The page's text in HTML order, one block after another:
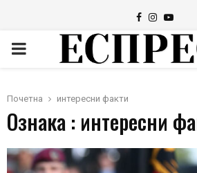
Facebook
Instagram
PRIMARY
Почетна интересни факти
Ознака : интересни